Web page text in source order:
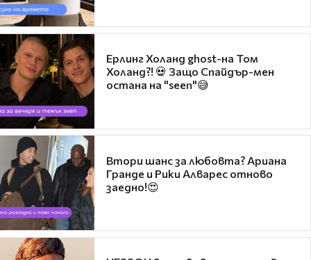
Ерлинг Холанд ghost-на Том
Холанд?! 💀 Защо Спайдър-мен
остана на "seen"😅
Втори шанс за любовта? Ариана
Гранде и Рики Алварес отново
заедно!😍